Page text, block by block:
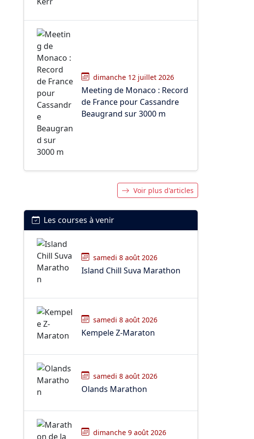
dimanche 12 juillet 2026
Meeting de Monaco : Record
de France pour Cassandre
Beaugrand sur 3000 m
Voir plus d'articles
Les courses à venir
samedi 8 août 2026
Island Chill Suva Marathon
samedi 8 août 2026
Kempele Z-Maraton
samedi 8 août 2026
Olands Marathon
dimanche 9 août 2026